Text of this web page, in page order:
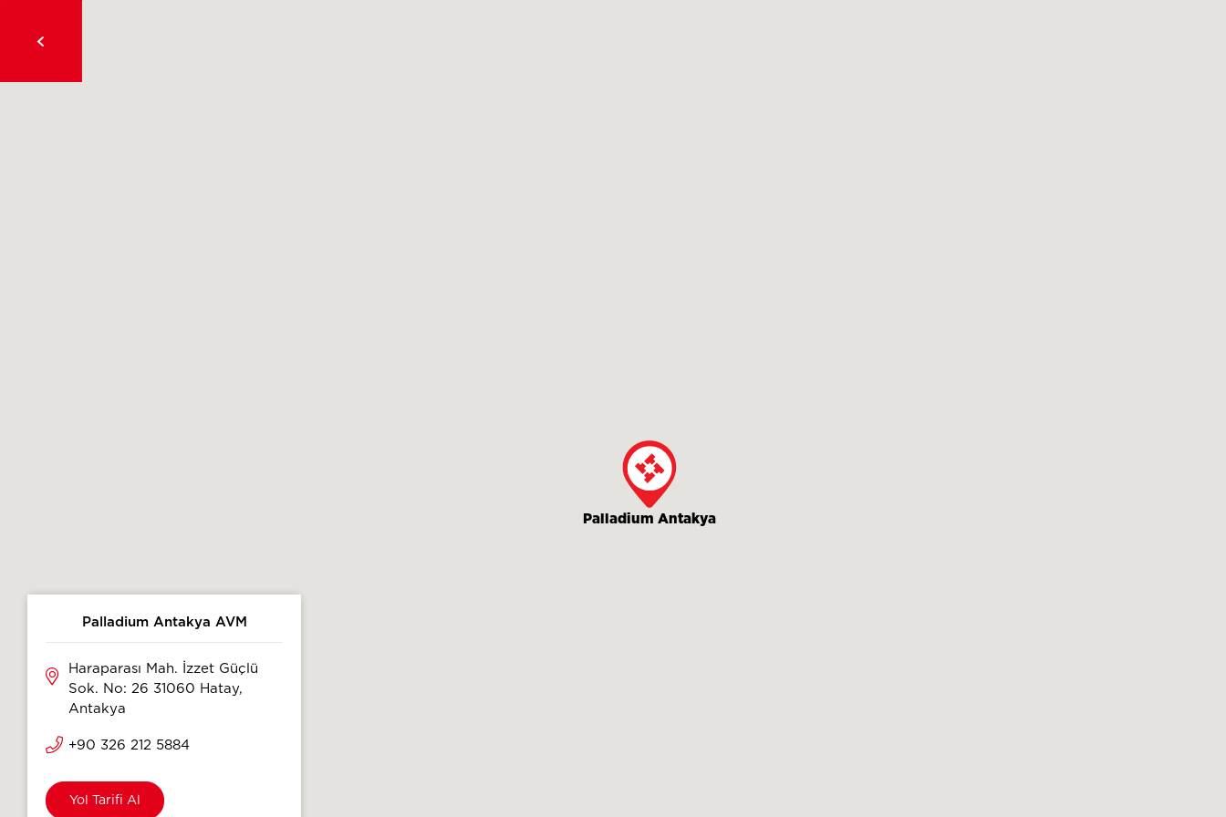
Palladium Antakya
Palladium Antakya AVM
Haraparası Mah. İzzet Güçlü
Sok. No: 26 31060 Hatay,
Antakya
+90 326 212 5884
Yol Tarifi Al